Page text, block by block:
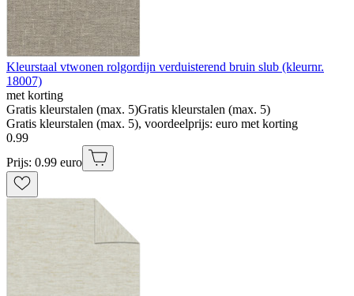
Kleurstaal vtwonen rolgordijn verduisterend bruin slub (kleurnr.
18007)
met korting
Gratis kleurstalen (max. 5)Gratis kleurstalen (max. 5)
Gratis kleurstalen (max. 5), voordeelprijs: euro met korting
0.99
Prijs: 0.99 euro